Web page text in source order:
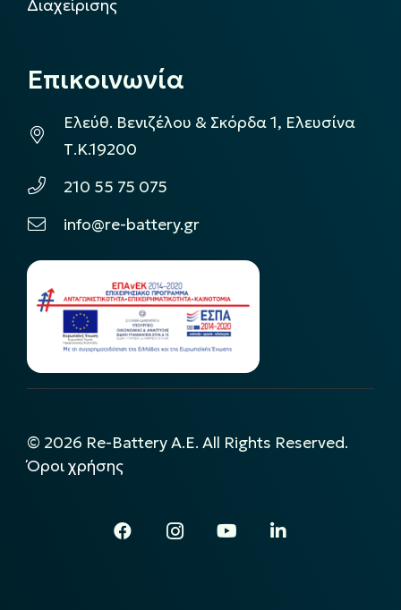
Διαχείρισης
Επικοινωνία
Ελεύθ. Βενιζέλου & Σκόρδα 1, Ελευσίνα
Τ.Κ.19200
210 55 75 075
info@re-battery.gr
© 2026 Re-Battery A.E. All Rights Reserved.
Όροι χρήσης